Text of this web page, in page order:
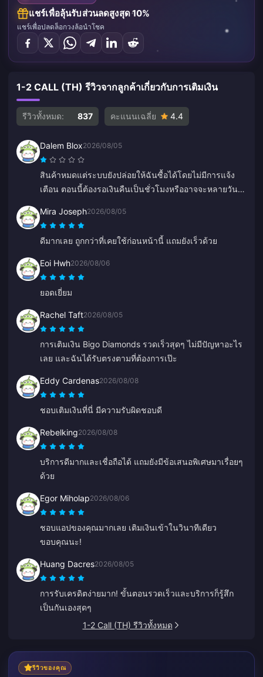
แชร์เพื่อลุ้นรับส่วนลดสูงสุด 10%
แชร์เพื่อปลดล็อกวงล้อนำโชค
1-2 CALL (TH) รีวิวจากลูกค้าเกี่ยวกับการเติมเงิน
รีวิวทั้งหมด: 837 คะแนนเฉลี่ย 4.4
Dalem Blox2026/08/05
สินค้าหมดแต่ระบบยังปล่อยให้ฉันซื้อได้โดยไม่มีการแจ้ง
เตือน ตอนนี้ต้องรอเงินคืนเป็นชั่วโมงหรืออาจจะหลายวัน
Mira Joseph2026/08/05
ดีมากเลย ถูกกว่าที่เคยใช้ก่อนหน้านี้ แถมยังเร็วด้วย
Eoi Hwh2026/08/06
ยอดเยี่ยม
Rachel Taft2026/08/05
การเติมเงิน Bigo Diamonds รวดเร็วสุดๆ ไม่มีปัญหาอะไร
เลย และฉันได้รับตรงตามที่ต้องการเป๊ะ
Eddy Cardenas2026/08/08
ชอบเติมเงินที่นี่ มีความรับผิดชอบดี
Rebelking2026/08/08
บริการดีมากและเชื่อถือได้ แถมยังมีข้อเสนอพิเศษมาเรื่อยๆ
ด้วย
Egor Miholap2026/08/06
ชอบแอปของคุณมากเลย เติมเงินเข้าในวินาทีเดียว
ขอบคุณนะ!
Huang Dacres2026/08/05
การรับเครดิตง่ายมาก! ขั้นตอนรวดเร็วและบริการก็รู้สึก
เป็นกันเองสุดๆ
1-2 Call (TH) รีวิวทั้งหมด
รีวิวของคุณ